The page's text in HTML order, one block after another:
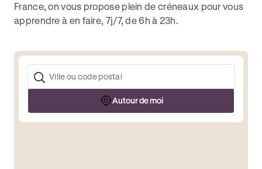
France, on vous propose plein de créneaux pour vous
apprendre à en faire, 7j/7, de 6h à 23h.
Autour de moi